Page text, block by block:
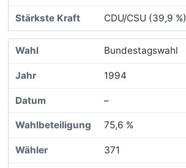
CDU/CSU (39,9 %)
Bundestagswahl
1994
–
75,6 %
371